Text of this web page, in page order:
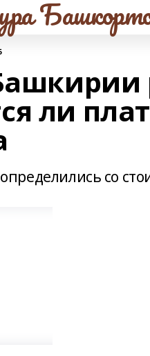
ли
со